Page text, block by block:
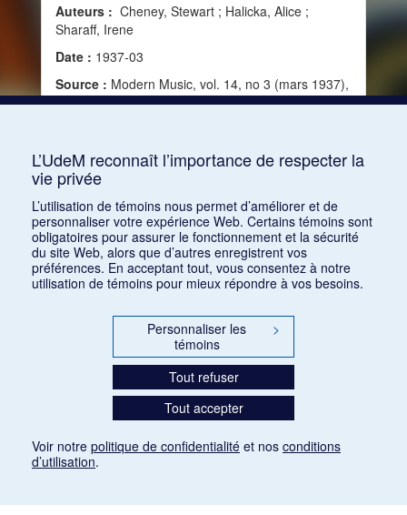
Auteurs : Cheney, Stewart ; Halicka, Alice ;
Sharaff, Irene
Date : 1937-03
Source : Modern Music, vol. 14, no 3 (mars 1937),
148-149
L’UdeM reconnaît l’importance de respecter la
vie privée
L’utilisation de témoins nous permet d’améliorer et de
personnaliser votre expérience Web. Certains témoins sont
obligatoires pour assurer le fonctionnement et la sécurité
du site Web, alors que d’autres enregistrent vos
préférences. En acceptant tout, vous consentez à notre
utilisation de témoins pour mieux répondre à vos besoins.
Personnaliser les
témoins
>
Tout refuser
Tout accepter
Voir notre politique de confidentialité et nos conditions
d’utilisation.